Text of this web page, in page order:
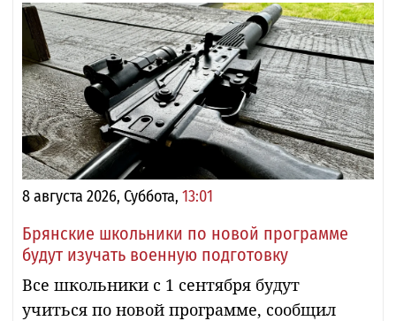
8 августа 2026, Суббота, 13:01
Брянские школьники по новой программе
будут изучать военную подготовку
Все школьники с 1 сентября будут
учиться по новой программе, сообщил